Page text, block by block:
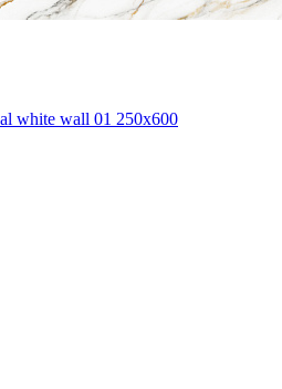
white wall 01 250x600